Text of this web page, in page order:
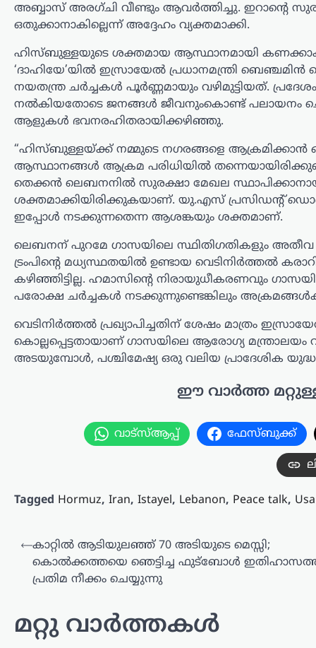
അബ്ബാസ് അരഗ്ചി വീണ്ടും ആവർത്തിച്ചു. ഇറാന്റെ
ഒതുക്കാനാകില്ലെന്ന് അദ്ദേഹം വ്യക്തമാക്കി.
ഹിസ്ബുള്ളയുടെ ശക്തമായ ആസ്ഥാനമായി
‘ദാഹിയേ’യിൽ ഇസ്രായേൽ പ്രധാനമന്ത്രി
നയതന്ത്ര ചർച്ചകൾ പൂർണ്ണമായും വഴിമുട്ടിയത്.
നൽകിയതോടെ ജനങ്ങൾ ജീവനുംകൊണ്ട് പലായനം
ആളുകൾ ഭവനരഹിതരായിക്കഴിഞ്ഞു.
“ഹിസ്ബുള്ളയ്ക്ക് നമ്മുടെ നഗരങ്ങളെ ആക്രമിക്കാൻ
ആസ്ഥാനങ്ങൾ ആക്രമ പരിധിയിൽ
തെക്കൻ ലെബനനിൽ സുരക്ഷാ മേഖല
ശക്തമാക്കിയിരിക്കുകയാണ്. യു.എസ് പ്രസിഡന്റ്
ഇപ്പോൾ നടക്കുന്നതെന്ന ആശങ്കയും ശക്തമാണ്.
ലെബനന് പുറമേ ഗാസയിലെ സ്ഥിതിഗതികളും
ട്രംപിന്റെ മധ്യസ്ഥതയിൽ ഉണ്ടായ വെടിനിർത്തൽ
കഴിഞ്ഞിട്ടില്ല. ഹമാസിന്റെ നിരായുധീകരണവും
പരോക്ഷ ചർച്ചകൾ നടക്കുന്നുണ്ടെങ്കിലും
വെടിനിർത്തൽ പ്രഖ്യാപിച്ചതിന് ശേഷം മാത്രം
കൊല്ലപ്പെട്ടതായാണ് ഗാസയിലെ ആരോഗ്യ
അടയുമ്പോൾ, പശ്ചിമേഷ്യ ഒരു വലിയ പ്രാദേശിക
ഈ വാർത്ത
വാട്സ്ആപ്പ് ഫേസ്ബുക്ക്
Tagged Hormuz, Iran, Istayel, Lebanon, Peace talk, Usa
പോസ്റ്റുകളിലൂടെ
⟵കാറ്റിൽ ആടിയുലഞ്ഞ് 70 അടിയുടെ മെസ്സി;
കൊൽക്കത്തയെ ഞെട്ടിച്ച ഫുട്ബോൾ
പ്രതിമ നീക്കം ചെയ്യുന്നു
മറ്റു വാർത്തകൾ
ന്യൂസ് ഡെസ്ക് ഓഗസ്റ്റ്‌ 8, 2026
വൈറ്റ് ഹൗസിൽ നിർമിച്ചുവരുന്ന
സൈനിക-സുരക്ഷാ സമുച്ചയത്തിന്റെ
നിർമ്മാണവുമായി ബന്ധപ്പെട്ട അപ്പീൽ
കോടതി വിധിക്കെതിരെ യുഎസ് സുപ്രീം
കോടതിയെ സമീപിക്കുമെന്ന് പ്രസിഡന്റ്
ഡൊണാൾഡ് ട്രംപ് പ്രഖ്യാപിച്ചു. ദേശീയ
സുരക്ഷയ്ക്ക്…
കേരളം,വാർത്തകൾ
ബെംഗളൂരുവിൽ
കെഎസ്ആർടിസി ബസ്
അപകടം; ഡ്രൈവറും
കണ്ടക്ടറും മരിച്ചു
ന്യൂസ് ഡെസ്ക് ഓഗസ്റ്റ്‌ 8, 2026
ബെംഗളൂരുവിൽ കെഎസ്ആർടിസി
ബസ് അപകടത്തിൽപ്പെട്ട് ഡ്രൈവറും
കണ്ടക്ടറും മരിച്ചു. കോഴിക്കോട്
നടത്തിയിരുന്ന ബസാണ് മൈസൂരു-
ബെംഗളൂരു എക്സ്പ്രസ് ഹൈവേയിൽ
നിയന്ത്രണം വിട്ട് മറിഞ്ഞത്.
ഇറാന്റെ പുതിയ
പരമോന്നത
ഇസ്രായേലി
വാർത്തകൾ
ന്യൂസ് ഡെസ്ക് ഓഗസ്റ്റ്‌ 8, 2026
ഇറാന്റെ പരമോന്നത നേതാവായി
ഖമേനിയുടെ ആരോഗ്യനിലയെ ചുറ്റിപ്പറ്റി
പുതിയ അഭ്യൂഹങ്ങൾ ഉയരുന്നു.